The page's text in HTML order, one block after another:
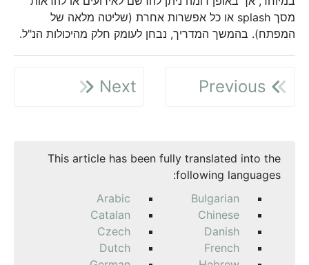
מסך splash או כל אפשרות אחרת (שליטה מלאה של
המפתח). בהמשך המדריך, נבחן לעומק חלק מהיכולות הנ"ל.
Next
This article has been fully translated into the
following languages:
Arabic
Bulgarian
Catalan
Chinese
Czech
Danish
Dutch
French